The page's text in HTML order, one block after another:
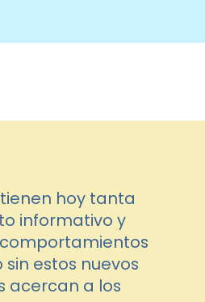
Cristiana
hoy tanta
informativo y
estos nuevos
acercan a los